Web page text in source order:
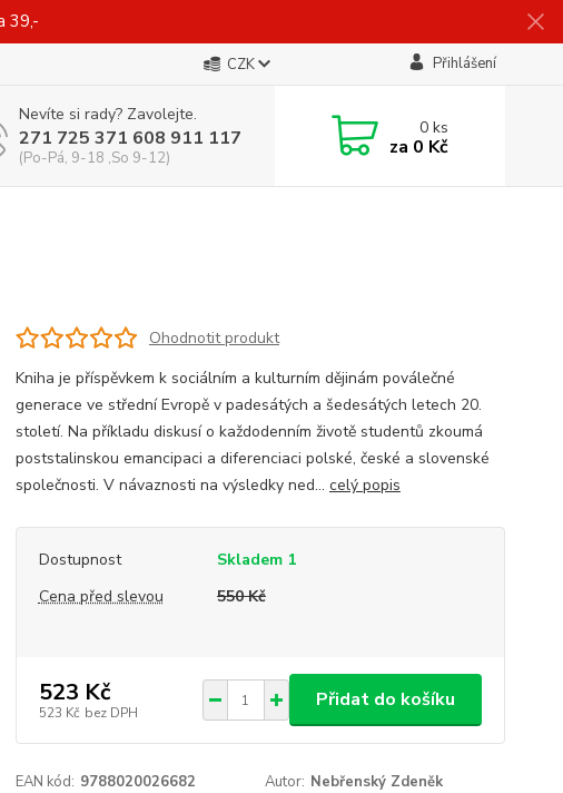
39,-
CZK Přihlášení
Nevíte si rady? Zavolejte.
271 725 371 608 911 117
(Po-Pá, 9-18 ,So 9-12)
0ks
za 0 Kč
Ohodnotit produkt
Kniha je příspěvkem k sociálním a kulturním dějinám poválečné
generace ve střední Evropě v padesátých a šedesátých letech 20.
století. Na příkladu diskusí o každodenním životě studentů zkoumá
poststalinskou emancipaci a diferenciaci polské, české a slovenské
společnosti. V návaznosti na výsledky ned... celý popis
Dostupnost
Skladem 1
Cena před slevou
550 Kč
523 Kč
523 Kč bez DPH
Přidat do košíku
EAN kód: 9788020026682 Autor: Nebřenský Zdeněk